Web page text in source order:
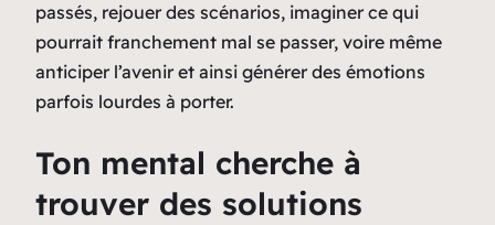
passés, rejouer des scénarios, imaginer ce qui
pourrait franchement mal se passer, voire même
anticiper l’avenir et ainsi générer des émotions
parfois lourdes à porter.
Ton mental cherche à
trouver des solutions